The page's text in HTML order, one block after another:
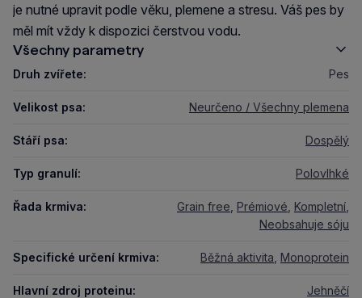
je nutné upravit podle věku, plemene a stresu. Váš pes by
měl mít vždy k dispozici čerstvou vodu.
Všechny parametry
Druh zvířete: Pes
Velikost psa: Neurčeno / Všechny plemena
Stáří psa: Dospělý
Typ granulí: Polovlhké
Řada krmiva: Grain free Prémiové Kompletní
Neobsahuje sóju
Specifické určení krmiva: Běžná aktivita Monoprotein
Hlavní zdroj proteinu: Jehněčí